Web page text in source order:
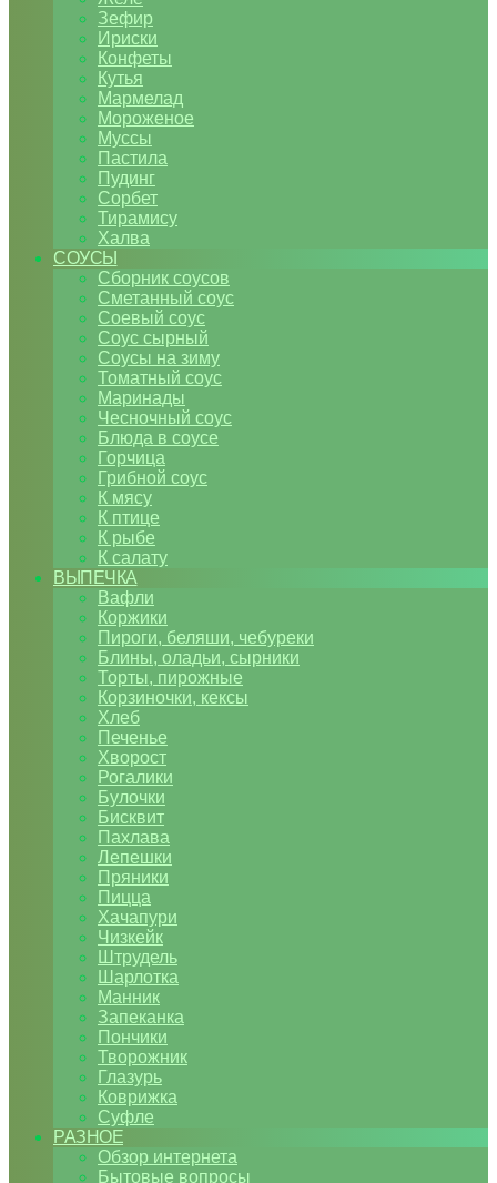
Зефир
Ириски
Конфеты
Кутья
Мармелад
Мороженое
Муссы
Пастила
Пудинг
Сорбет
Тирамису
Халва
СОУСЫ
Сборник соусов
Сметанный соус
Соевый соус
Соус сырный
Соусы на зиму
Томатный соус
Маринады
Чесночный соус
Блюда в соусе
Горчица
Грибной соус
К мясу
К птице
К рыбе
К салату
ВЫПЕЧКА
Вафли
Коржики
Пироги, беляши, чебуреки
Блины, оладьи, сырники
Торты, пирожные
Корзиночки, кексы
Хлеб
Печенье
Хворост
Рогалики
Булочки
Бисквит
Пахлава
Лепешки
Пряники
Пицца
Хачапури
Чизкейк
Штрудель
Шарлотка
Манник
Запеканка
Пончики
Творожник
Глазурь
Коврижка
Суфле
РАЗНОЕ
Обзор интернета
Бытовые вопросы